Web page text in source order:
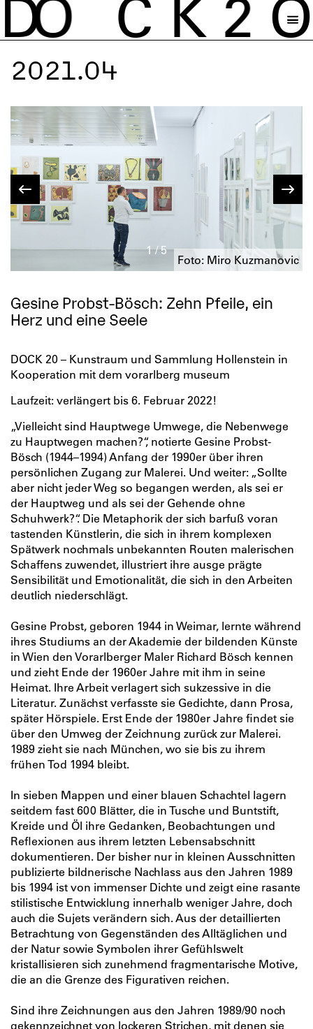
DO C K 2 O
2021.04
Foto: Miro Kuzmanovic
1 / 5
Gesine Probst-Bösch: Zehn Pfeile, ein
Herz und eine Seele
DOCK 20 – Kunstraum und Sammlung Hollenstein in
Kooperation mit dem vorarlberg museum
Laufzeit: verlängert bis 6. Februar 2022!
„Vielleicht sind Hauptwege Umwege, die Nebenwege
zu Hauptwegen machen?“, notierte Gesine Probst­-
Bösch (1944–1994) Anfang der 1990er über ihren
persönlichen Zugang zur Malerei. Und weiter: „Sollte
aber nicht jeder Weg so begangen werden, als sei er
der Hauptweg und als sei der Gehende ohne
Schuhwerk?“. Die Metaphorik der sich barfuß voran
tastenden Künstlerin, die sich in ihrem komplexen
Spätwerk nochmals unbekannten Routen malerischen
Schaffens zuwendet, illustriert ihre ausge­ prägte
Sensibilität und Emotionalität, die sich in den Arbeiten
deutlich niederschlägt.
Gesine Probst, geboren 1944 in Weimar, lernte während
ihres Studiums an der Akademie der bildenden Künste
in Wien den Vorarlberger Maler Richard Bösch kennen
und zieht Ende der 1960er­ Jahre mit ihm in seine
Heimat. Ihre Arbeit verlagert sich sukzessive in die
Literatur. Zunächst verfasste sie Gedichte, dann Prosa,
später Hör­spiele. Erst Ende der 1980er­ Jahre findet sie
über den Umweg der Zeichnung zurück zur Malerei.
1989 zieht sie nach München, wo sie bis zu ihrem
frühen Tod 1994 bleibt.
In sieben Mappen und einer blauen Schachtel lagern
seitdem fast 600 Blätter, die in Tusche und Buntstift,
Kreide und Öl ihre Gedanken, Beobachtungen und
Reflexionen aus ihrem letzten Lebensabschnitt
dokumentieren. Der bisher nur in kleinen Ausschnitten
publizierte bildneri­sche Nachlass aus den Jahren 1989
bis 1994 ist von im­menser Dichte und zeigt eine rasante
stilistische Ent­wicklung innerhalb weniger Jahre, doch
auch die Sujets verändern sich. Aus der detaillierten
Betrachtung von Gegenständen des Alltäglichen und
der Natur sowie Sym­bolen ihrer Gefühlswelt
kristallisieren sich zunehmend fragmentarische Motive,
die an die Grenze des Figurativen reichen.
Sind ihre Zeichnungen aus den Jahren 1989/90 noch
gekennzeichnet von lockeren Strichen, mit denen sie